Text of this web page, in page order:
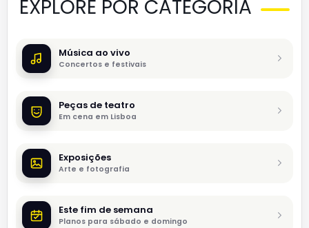
EXPLORE POR CATEGORIA
Música ao vivo
Concertos e festivais
Peças de teatro
Em cena em Lisboa
Exposições
Arte e fotografia
Este fim de semana
Planos para sábado e domingo